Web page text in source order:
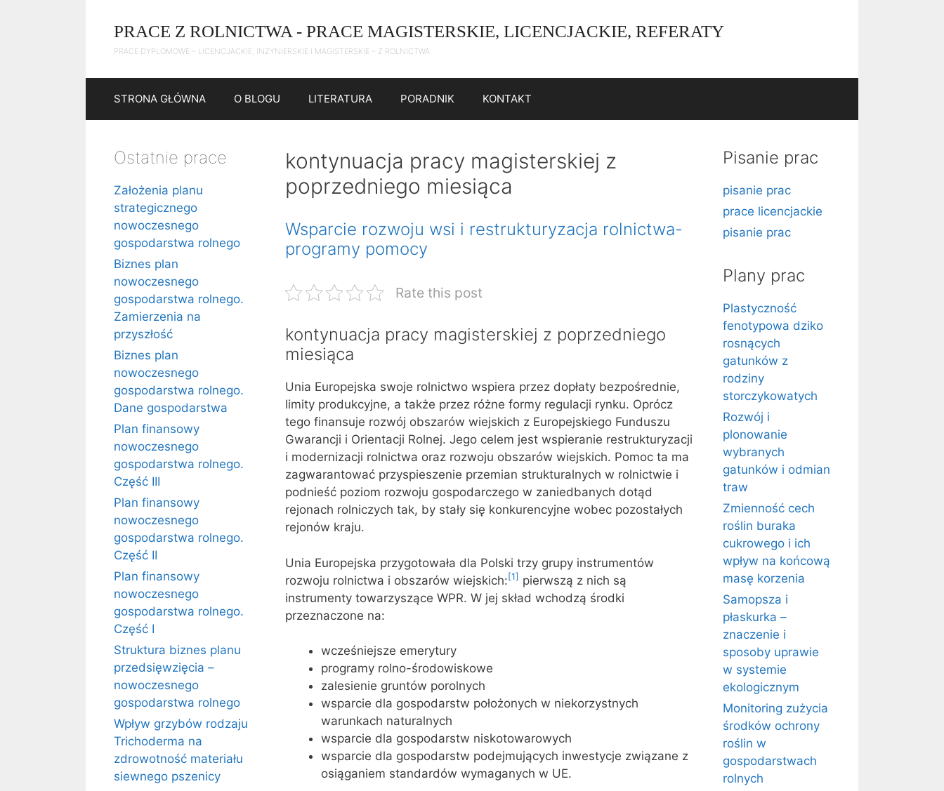
PRACE Z ROLNICTWA - PRACE MAGISTERSKIE, LICENCJACKIE, REFERATY
PRACE DYPLOMOWE – LICENCJACKIE, INŻYNIERSKIE I MAGISTERSKIE – Z ROLNICTWA
STRONA GŁÓWNA O BLOGU LITERATURA PORADNIK KONTAKT
kontynuacja pracy magisterskiej z
poprzedniego miesiąca
Wsparcie rozwoju wsi i restrukturyzacja rolnictwa-
programy pomocy
Rate this post
kontynuacja pracy magisterskiej z poprzedniego
miesiąca
Unia Europejska swoje rolnictwo wspiera przez dopłaty bezpośrednie,
limity produkcyjne, a także przez różne formy regulacji rynku. Oprócz
tego finansuje rozwój obszarów wiejskich z Europejskiego Funduszu
Gwarancji i Orientacji Rolnej. Jego celem jest wspieranie restrukturyzacji
i modernizacji rolnictwa oraz rozwoju obszarów wiejskich. Pomoc ta ma
zagwarantować przyspieszenie przemian strukturalnych w rolnictwie i
podnieść poziom rozwoju gospodarczego w zaniedbanych dotąd
rejonach rolniczych tak, by stały się konkurencyjne wobec pozostałych
rejonów kraju.
Unia Europejska przygotowała dla Polski trzy grupy instrumentów
rozwoju rolnictwa i obszarów wiejskich:[1] pierwszą z nich są
instrumenty towarzyszące WPR. W jej skład wchodzą środki
przeznaczone na:
wcześniejsze emerytury
programy rolno-środowiskowe
zalesienie gruntów porolnych
wsparcie dla gospodarstw położonych w niekorzystnych
warunkach naturalnych
wsparcie dla gospodarstw niskotowarowych
wsparcie dla gospodarstw podejmujących inwestycje związane z
osiąganiem standardów wymaganych w UE.
Ostatnie prace
Założenia planu
strategicznego
nowoczesnego
gospodarstwa rolnego
Biznes plan
nowoczesnego
gospodarstwa rolnego.
Zamierzenia na
przyszłość
Biznes plan
nowoczesnego
gospodarstwa rolnego.
Dane gospodarstwa
Plan finansowy
nowoczesnego
gospodarstwa rolnego.
Część III
Plan finansowy
nowoczesnego
gospodarstwa rolnego.
Część II
Plan finansowy
nowoczesnego
gospodarstwa rolnego.
Część I
Struktura biznes planu
przedsięwzięcia –
nowoczesnego
gospodarstwa rolnego
Wpływ grzybów rodzaju
Trichoderma na
zdrowotność materiału
siewnego pszenicy
Pisanie prac
pisanie prac
prace licencjackie
pisanie prac
Plany prac
Plastyczność
fenotypowa dziko
rosnących
gatunków z
rodziny
storczykowatych
Rozwój i
plonowanie
wybranych
gatunków i odmian
traw
Zmienność cech
roślin buraka
cukrowego i ich
wpływ na końcową
masę korzenia
Samopsza i
płaskurka –
znaczenie i
sposoby uprawie
w systemie
ekologicznym
Monitoring zużycia
środków ochrony
roślin w
gospodarstwach
rolnych